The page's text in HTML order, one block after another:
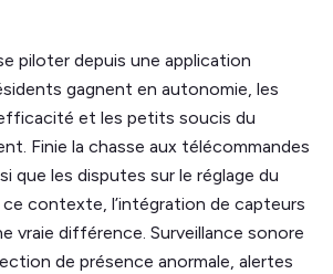
piloter depuis une application
gagnent en autonomie, les
et les petits soucis du
Finie la chasse aux télécommandes
que les disputes sur le réglage du
contexte, l’intégration de capteurs
vraie différence. Surveillance sonore
de présence anormale, alertes